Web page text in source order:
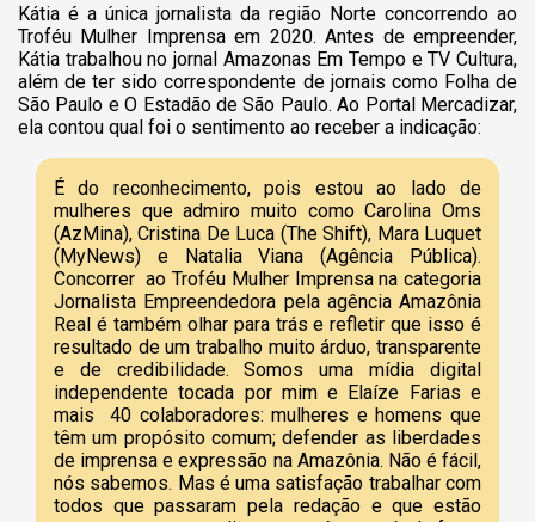
Kátia é a única jornalista da região Norte concorrendo ao
Troféu Mulher Imprensa em 2020. Antes de empreender,
Kátia trabalhou no jornal Amazonas Em Tempo e TV Cultura,
além de ter sido correspondente de jornais como Folha de
São Paulo e O Estadão de São Paulo. Ao Portal Mercadizar,
ela contou qual foi o sentimento ao receber a indicação:
É do reconhecimento, pois estou ao lado de
mulheres que admiro muito como Carolina Oms
(AzMina), Cristina De Luca (The Shift), Mara Luquet
(MyNews) e Natalia Viana (Agência Pública).
Concorrer ao Troféu Mulher Imprensa na categoria
Jornalista Empreendedora pela agência Amazônia
Real é também olhar para trás e refletir que isso é
resultado de um trabalho muito árduo, transparente
e de credibilidade. Somos uma mídia digital
independente tocada por mim e Elaíze Farias e
mais 40 colaboradores: mulheres e homens que
têm um propósito comum; defender as liberdades
de imprensa e expressão na Amazônia. Não é fácil,
nós sabemos. Mas é uma satisfação trabalhar com
todos que passaram pela redação e que estão